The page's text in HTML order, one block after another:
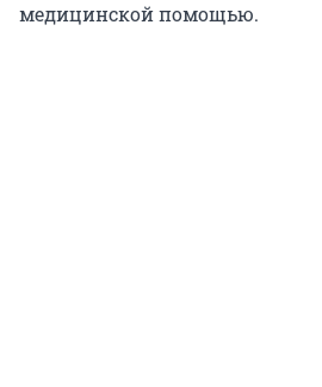
медицинской помощью.